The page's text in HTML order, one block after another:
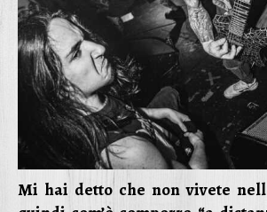
Mi hai detto che non vivete